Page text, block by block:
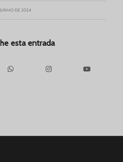
DE 2024
esta entrada